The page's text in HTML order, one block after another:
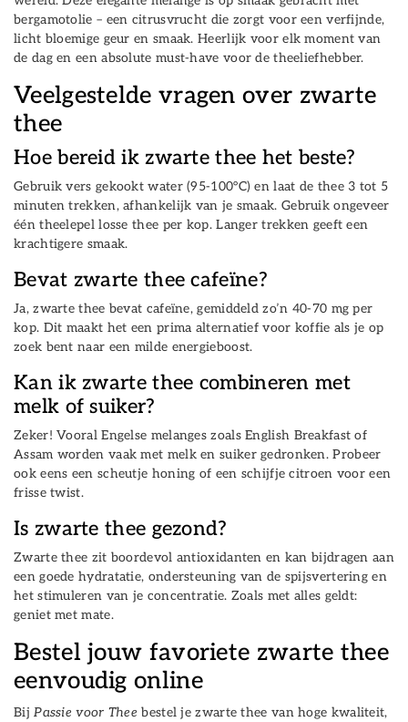
bergamotolie – een citrusvrucht die zorgt voor een verfijnde,
licht bloemige geur en smaak. Heerlijk voor elk moment van
de dag en een absolute must-have voor de theeliefhebber.
Veelgestelde vragen over zwarte
thee
Hoe bereid ik zwarte thee het beste?
Gebruik vers gekookt water (95-100°C) en laat de thee 3 tot 5
minuten trekken, afhankelijk van je smaak. Gebruik ongeveer
één theelepel losse thee per kop. Langer trekken geeft een
krachtigere smaak.
Bevat zwarte thee cafeïne?
Ja, zwarte thee bevat cafeïne, gemiddeld zo’n 40-70 mg per
kop. Dit maakt het een prima alternatief voor koffie als je op
zoek bent naar een milde energieboost.
Kan ik zwarte thee combineren met
melk of suiker?
Zeker! Vooral Engelse melanges zoals English Breakfast of
Assam worden vaak met melk en suiker gedronken. Probeer
ook eens een scheutje honing of een schijfje citroen voor een
frisse twist.
Is zwarte thee gezond?
Zwarte thee zit boordevol antioxidanten en kan bijdragen aan
een goede hydratatie, ondersteuning van de spijsvertering en
het stimuleren van je concentratie. Zoals met alles geldt:
geniet met mate.
Bestel jouw favoriete zwarte thee
eenvoudig online
BijPassie voor Thee bestel je zwarte thee van hoge kwaliteit,